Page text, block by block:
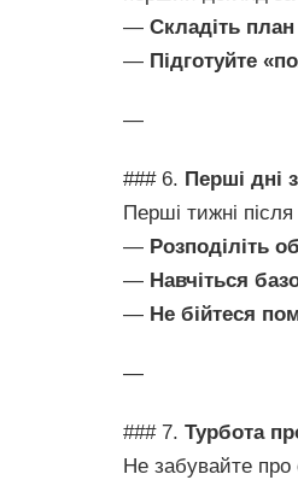
— Складіть план
— Підготуйте
—
### 6. Перші дні
Перші тижні
— Розподіліть
— Навчіться
— Не бійтеся
—
### 7. Турбота
Не забувайте